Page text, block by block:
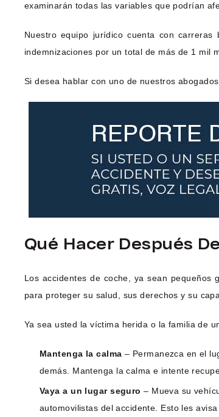
examinarán todas las variables que podrían
Nuestro equipo jurídico cuenta con
indemnizaciones por un total de más de 1 mil
Si desea hablar con uno de nuestros
Qué Hacer Después
Los accidentes de coche, ya sean pequeños
para proteger su salud, sus derechos y su
Ya sea usted la víctima herida o la familia de
Mantenga la calma – Permanezca en el
demás. Mantenga la calma e intente
Vaya a un lugar seguro – Mueva su
automovilistas del accidente. Esto les